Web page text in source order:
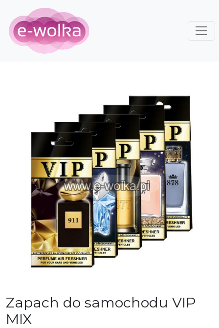
Zapach do samochodu VIP
MIX